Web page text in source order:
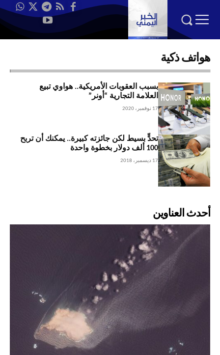
هواتف ذكية
بسبب العقوبات الأمريكية.. هواوي تبيع
العلامة التجارية “أونر”
17 نوفمبر، 2020
تحدٍّ بسيط لكن جائزته كبيرة.. يمكنك أن تربح
100 ألف دولار بخطوة واحدة
17 ديسمبر، 2018
أحدث العناوين